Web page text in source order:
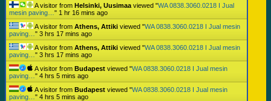
A visitor from Helsinki, Uusimaa viewed "WA 0838.3060.0218 I Jual
mesin paving… " 1 hr 16 mins ago
A visitor from Athens, Attiki viewed "WA 0838.3060.0218 I Jual mesin
paving… " 3 hrs 17 mins ago
A visitor from Athens, Attiki viewed "WA 0838.3060.0218 I Jual mesin
paving… " 3 hrs 17 mins ago
A visitor from Budapest viewed "WA 0838.3060.0218 I Jual mesin
paving… " 4 hrs 5 mins ago
A visitor from Budapest viewed "WA 0838.3060.0218 I Jual mesin
paving… " 4 hrs 5 mins ago